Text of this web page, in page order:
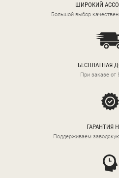
ШИРОКИЙ
Большой выбор
БЕСПЛАТНАЯ
При заказе от
ГАРАНТИЯ
Поддерживаем